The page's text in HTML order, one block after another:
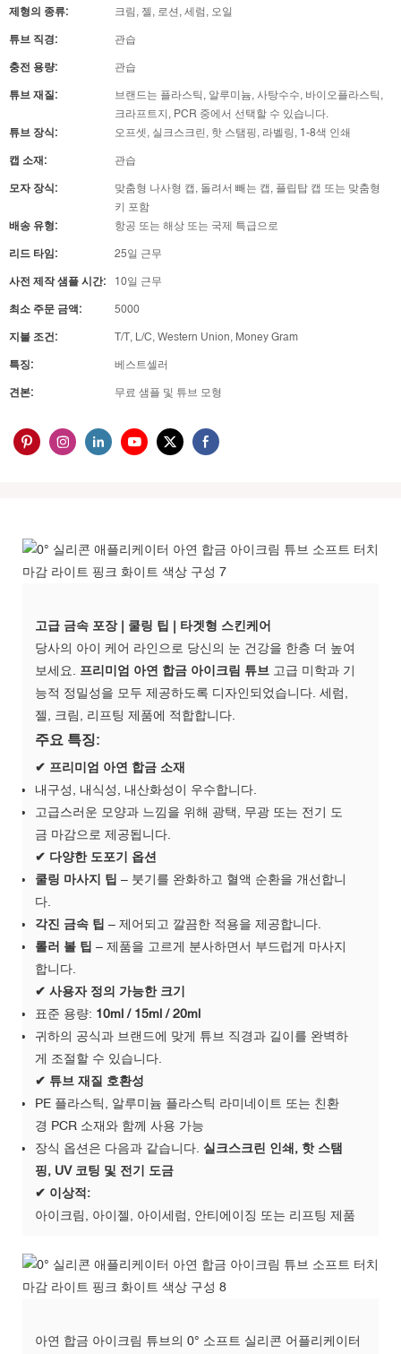
제형의 종류:
크림, 젤, 로션, 세럼, 오일
튜브 직경: 관습
충전 용량: 관습
튜브 재질:
브랜드는 플라스틱, 알루미늄, 사탕수수, 바이오플라스틱,
크라프트지, PCR 중에서 선택할 수 있습니다.
튜브 장식:
오프셋, 실크스크린, 핫 스탬핑, 라벨링, 1-8색 인쇄
캡 소재: 관습
모자 장식:
맞춤형 나사형 캡, 돌려서 빼는 캡, 플립탑 캡 또는 맞춤형
키 포함
배송 유형:
항공 또는 해상 또는 국제 특급으로
리드 타임: 25일 근무
사전 제작 샘플 시간: 10일 근무
최소 주문 금액: 5000
지불 조건: T/T, L/C, Western Union, Money Gram
특징: 베스트셀러
견본: 무료 샘플 및 튜브 모형
고급 금속 포장 | 쿨링 팁 | 타겟형 스킨케어
당사의 아이 케어 라인으로 당신의 눈 건강을 한층 더 높여
보세요. 프리미엄 아연 합금 아이크림 튜브 고급 미학과 기
능적 정밀성을 모두 제공하도록 디자인되었습니다. 세럼,
젤, 크림, 리프팅 제품에 적합합니다.
주요 특징:
✔ 프리미엄 아연 합금 소재
내구성, 내식성, 내산화성이 우수합니다.
고급스러운 모양과 느낌을 위해 광택, 무광 또는 전기 도
금 마감으로 제공됩니다.
✔ 다양한 도포기 옵션
쿨링 마사지 팁 – 붓기를 완화하고 혈액 순환을 개선합니
다.
각진 금속 팁 – 제어되고 깔끔한 적용을 제공합니다.
롤러 볼 팁 – 제품을 고르게 분사하면서 부드럽게 마사지
합니다.
✔ 사용자 정의 가능한 크기
표준 용량: 10ml / 15ml / 20ml
귀하의 공식과 브랜드에 맞게 튜브 직경과 길이를 완벽하
게 조절할 수 있습니다.
✔ 튜브 재질 호환성
PE 플라스틱, 알루미늄 플라스틱 라미네이트 또는 친환
경 PCR 소재와 함께 사용 가능
장식 옵션은 다음과 같습니다. 실크스크린 인쇄, 핫 스탬
핑, UV 코팅 및 전기 도금
✔ 이상적:
아이크림, 아이젤, 아이세럼, 안티에이징 또는 리프팅 제품
아연 합금 아이크림 튜브의 0° 소프트 실리콘 어플리케이터